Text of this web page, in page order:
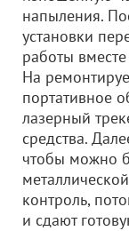
напыления.
установки
работы
На
портативное
лазерный
средства.
чтобы можно
контроль,
и сдают